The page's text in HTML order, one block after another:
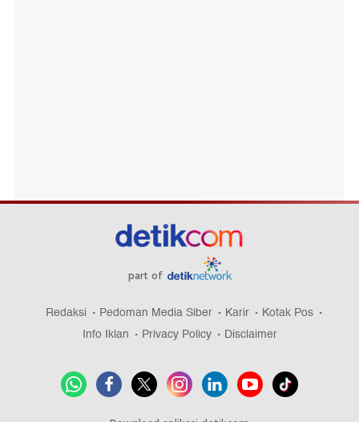
part of
Redaksi Pedoman Media Siber Karir
Kotak Pos
Info Iklan
Privacy Policy Disclaimer